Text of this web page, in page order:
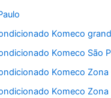
Komeco
Komeco São
Komeco Zona
Komeco Zona